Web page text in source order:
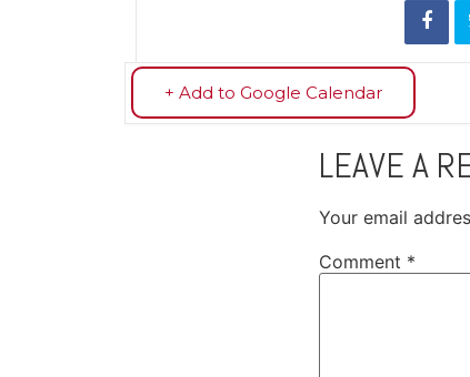
+ Add to Google Calendar
LEAVE A
Your email
Comment *